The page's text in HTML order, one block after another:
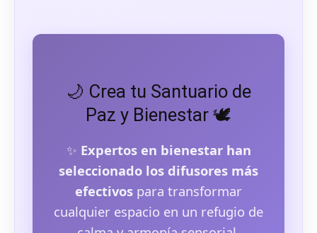
🌙 Crea tu Santuario de
Paz y Bienestar 🕊️
✨ Expertos en bienestar han
seleccionado los difusores más
efectivos para transformar
cualquier espacio en un refugio de